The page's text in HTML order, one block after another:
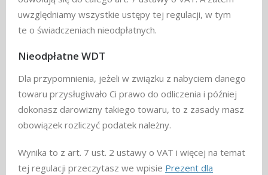
uwzględniamy wszystkie ustępy tej regulacji, w tym
te o świadczeniach nieodpłatnych.
Nieodpłatne WDT
Dla przypomnienia, jeżeli w związku z nabyciem danego
towaru przysługiwało Ci prawo do odliczenia i później
dokonasz darowizny takiego towaru, to z zasady masz
obowiązek rozliczyć podatek należny.
Wynika to z art. 7 ust. 2 ustawy o VAT i więcej na temat
tej regulacji przeczytasz we wpisie Prezent dla